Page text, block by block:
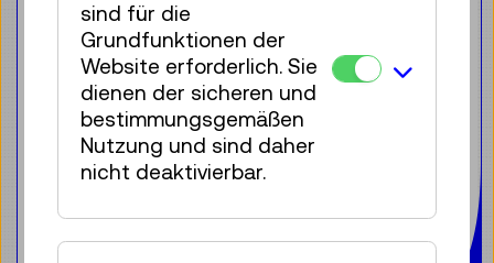
Kälte ist in der Ernährung als effiziente
Konservierungsmethode bekannt.
Temporär speicherbar als Eis, wurde
das „weiße Gold“ im 19. Jahrhundert
ein wichtiger Wirtschaftsfaktor,
besonders die wachsenden
„Eishunger“.
sind für die
Grundfunktionen der
Website erforderlich. Sie
dienen der sicheren und
bestimmungsgemäßen
Nutzung und sind daher
nicht deaktivierbar.